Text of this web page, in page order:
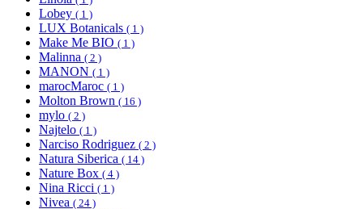
Lobey ( 1 )
LUX Botanicals ( 1 )
Make Me BIO ( 1 )
Malinna ( 2 )
MANON ( 1 )
marocMaroc ( 1 )
Molton Brown ( 16 )
mylo ( 2 )
Najtelo ( 1 )
Narciso Rodriguez ( 2 )
Natura Siberica ( 14 )
Nature Box ( 4 )
Nina Ricci ( 1 )
Nivea ( 24 )